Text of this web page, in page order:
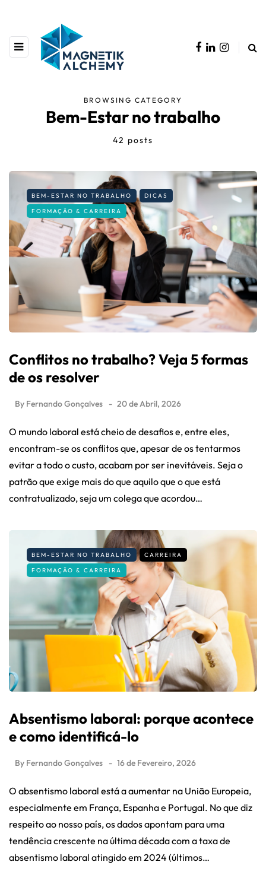
BROWSING CATEGORY
Bem-Estar no trabalho
42 posts
BEM-ESTAR NO TRABALHO
DICAS
FORMAÇÃO & CARREIRA
Conflitos no trabalho? Veja 5 formas
de os resolver
By Fernando Gonçalves 20 de Abril, 2026
O mundo laboral está cheio de desafios e, entre eles,
encontram-se os conflitos que, apesar de os tentarmos
evitar a todo o custo, acabam por ser inevitáveis. Seja o
patrão que exige mais do que aquilo que o que está
contratualizado, seja um colega que acordou…
BEM-ESTAR NO TRABALHO
CARREIRA
FORMAÇÃO & CARREIRA
Absentismo laboral: porque acontece
e como identificá-lo
By Fernando Gonçalves 16 de Fevereiro, 2026
O absentismo laboral está a aumentar na União Europeia,
especialmente em França, Espanha e Portugal. No que diz
respeito ao nosso país, os dados apontam para uma
tendência crescente na última década com a taxa de
absentismo laboral atingido em 2024 (últimos…